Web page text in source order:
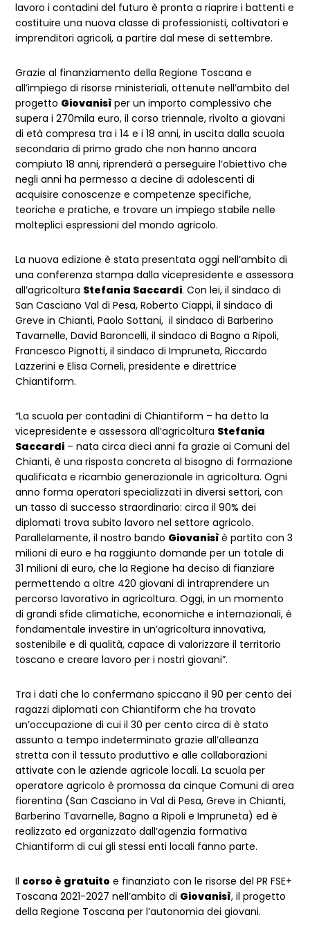
lavoro i contadini del futuro è pronta a riaprire i battenti e
costituire una nuova classe di professionisti, coltivatori e
imprenditori agricoli, a partire dal mese di settembre.
Grazie al finanziamento della Regione Toscana e
all’impiego di risorse ministeriali, ottenute nell’ambito del
progetto Giovanisìper un importo complessivo che
supera i 270mila euro, il corso triennale, rivolto a giovani
di età compresa tra i 14 e i 18 anni, in uscita dalla scuola
secondaria di primo grado che non hanno ancora
compiuto 18 anni, riprenderà a perseguire l’obiettivo che
negli anni ha permesso a decine di adolescenti di
acquisire conoscenze e competenze specifiche,
teoriche e pratiche, e trovare un impiego stabile nelle
molteplici espressioni del mondo agricolo.
La nuova edizione è stata presentata oggi nell’ambito di
una conferenza stampa dalla vicepresidente e assessora
all’agricoltura Stefania Saccardi. Con lei, il sindaco di
San Casciano Val di Pesa, Roberto Ciappi, il sindaco di
Greve in Chianti, Paolo Sottani, il sindaco di Barberino
Tavarnelle, David Baroncelli, il sindaco di Bagno a Ripoli,
Francesco Pignotti, il sindaco di Impruneta, Riccardo
Lazzerini e Elisa Corneli, presidente e direttrice
Chiantiform.
“La scuola per contadini di Chiantiform – ha detto la
vicepresidente e assessora all’agricoltura Stefania
Saccardi – nata circa dieci anni fa grazie ai Comuni del
Chianti, è una risposta concreta al bisogno di formazione
qualificata e ricambio generazionale in agricoltura. Ogni
anno forma operatori specializzati in diversi settori, con
un tasso di successo straordinario: circa il 90% dei
diplomati trova subito lavoro nel settore agricolo.
Parallelamente, il nostro bando Giovanisìè partito con 3
milioni di euro e ha raggiunto domande per un totale di
31 milioni di euro, che la Regione ha deciso di fianziare
permettendo a oltre 420 giovani di intraprendere un
percorso lavorativo in agricoltura. Oggi, in un momento
di grandi sfide climatiche, economiche e internazionali, è
fondamentale investire in un’agricoltura innovativa,
sostenibile e di qualità, capace di valorizzare il territorio
toscano e creare lavoro per i nostri giovani”.
Tra i dati che lo confermano spiccano il 90 per cento dei
ragazzi diplomati con Chiantiform che ha trovato
un’occupazione di cui il 30 per cento circa di è stato
assunto a tempo indeterminato grazie all’alleanza
stretta con il tessuto produttivo e alle collaborazioni
attivate con le aziende agricole locali. La scuola per
operatore agricolo è promossa da cinque Comuni di area
fiorentina (San Casciano in Val di Pesa, Greve in Chianti,
Barberino Tavarnelle, Bagno a Ripoli e Impruneta) ed è
realizzato ed organizzato dall’agenzia formativa
Chiantiform di cui gli stessi enti locali fanno parte.
Il corso è gratuito e finanziato con le risorse del PR FSE+
Toscana 2021-2027 nell’ambito di Giovanisì, il progetto
della Regione Toscana per l’autonomia dei giovani.